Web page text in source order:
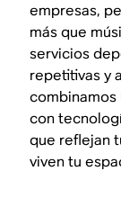
empresas,
más que
servicios
repetitivas y
con
que reflejan
viven tu